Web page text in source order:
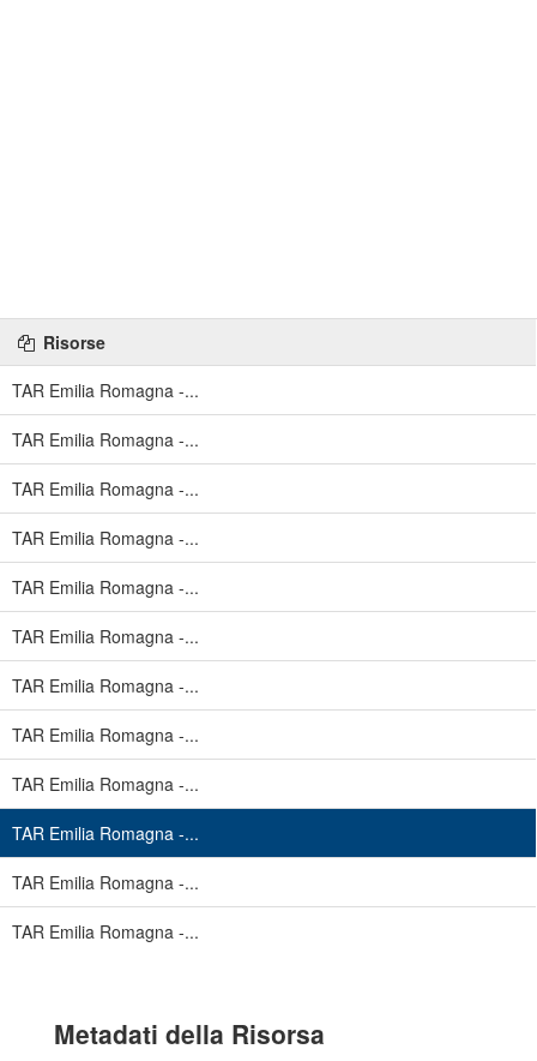
Risorse
TAR Emilia Romagna -...
TAR Emilia Romagna -...
TAR Emilia Romagna -...
TAR Emilia Romagna -...
TAR Emilia Romagna -...
TAR Emilia Romagna -...
TAR Emilia Romagna -...
TAR Emilia Romagna -...
TAR Emilia Romagna -...
TAR Emilia Romagna -...
TAR Emilia Romagna -...
TAR Emilia Romagna -...
Metadati della Risorsa